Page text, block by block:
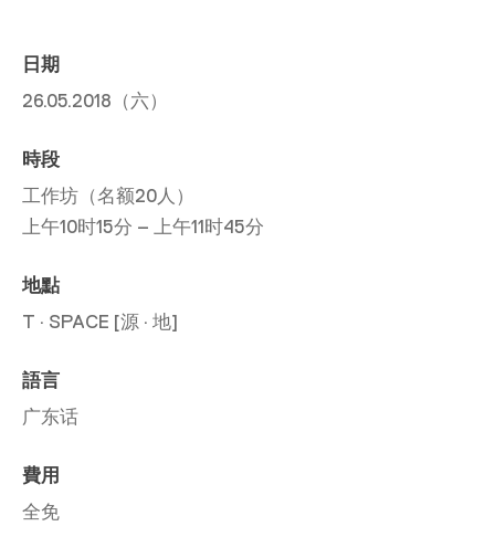
日期
26.05.2018（六）
時段
工作坊（名额20人）
上午10时15分 – 上午11时45分
地點
T · SPACE [源 · 地]
語言
广东话
費用
全免